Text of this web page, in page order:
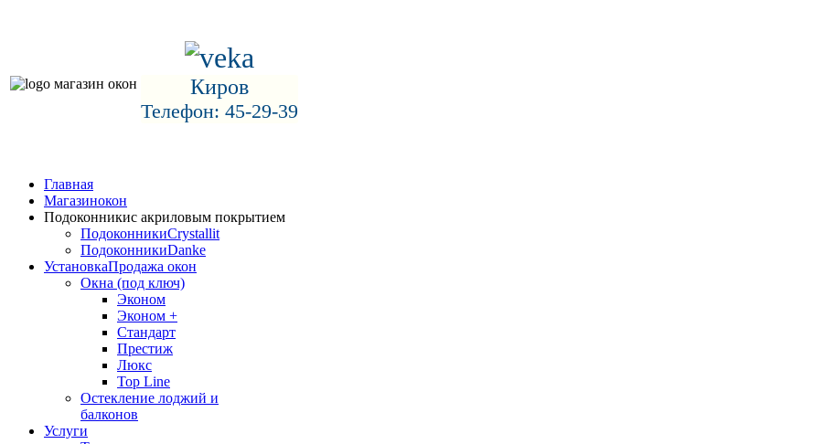
Киров
Телефон: 45-29-39
Главная
Магазинокон
Подоконникис акриловым покрытием
ПодоконникиCrystallit
ПодоконникиDanke
УстановкаПродажа окон
Окна (под ключ)
Эконом
Эконом +
Стандарт
Престиж
Люкс
Top Line
Остекление лоджий и
балконов
Услуги